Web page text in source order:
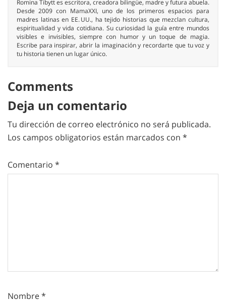
Romina Tibytt es escritora, creadora bilingüe, madre y futura abuela.
Desde 2009 con MamaXXI, uno de los primeros espacios para
madres latinas en EE. UU., ha tejido historias que mezclan cultura,
espiritualidad y vida cotidiana. Su curiosidad la guía entre mundos
visibles e invisibles, siempre con humor y un toque de magia.
Escribe para inspirar, abrir la imaginación y recordarte que tu voz y
tu historia tienen un lugar único.
Comments
Deja un comentario
Tu dirección de correo electrónico no será publicada.
Los campos obligatorios están marcados con *
Comentario *
Nombre*